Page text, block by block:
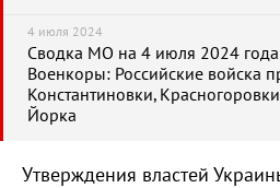
4 июля 2024
Сводка МО на 4 июля 2024
Военкоры: Российские войска
Константиновки,
Йорка
Утверждения властей